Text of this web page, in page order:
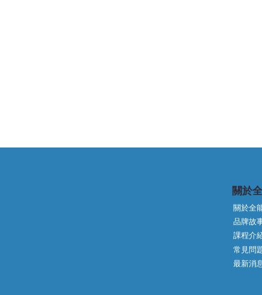
🎥【右昌全能外語戶外教學-
福隆手工麵線｜手拉麵大挑
關於
關於全
品牌故
常見問
最新消